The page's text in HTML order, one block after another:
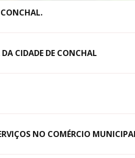
CIDADE DE CONCHAL
NO COMÉRCIO